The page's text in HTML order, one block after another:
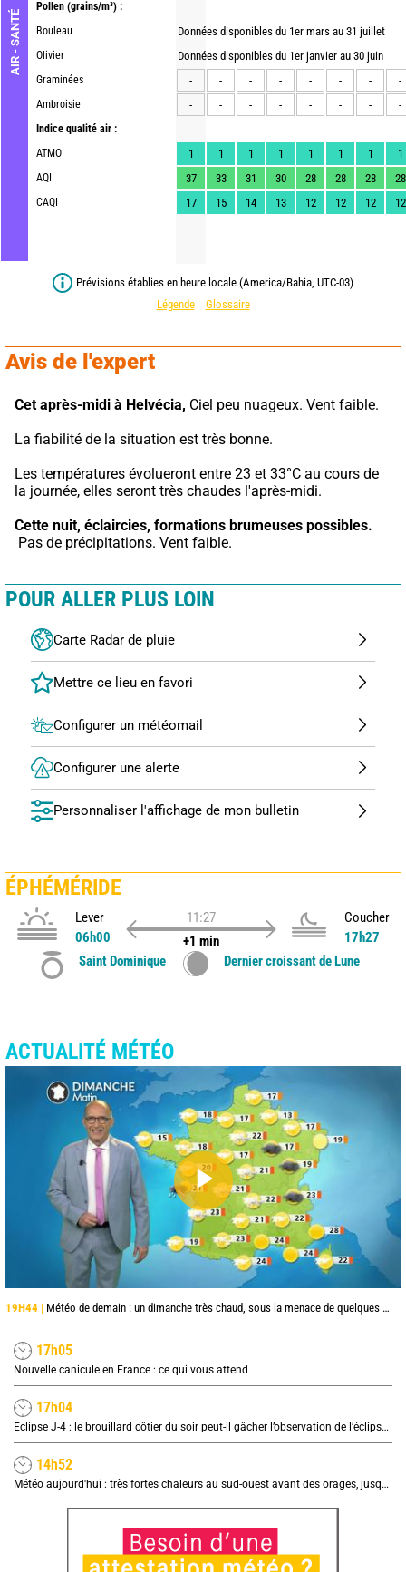
AIR - SANTÉ
Pollen (grains/m³) :
Bouleau
Olivier
Graminées
Ambroisie
Indice qualité air :
ATMO
AQI
CAQI
Données disponibles du 1er mars au 31 juillet
Données disponibles du 1er janvier au 30 juin
-
- - - - - -
-
-
- - - - - - -
1 1 1 1 1 1 1
1
37
33 31 30 28 28 28
28
17
15 14 13 12 12 12 12
Prévisions établies en heure locale (America/Bahia, UTC-03)
Légende
Glossaire
Avis de l'expert
Cet après-midi à Helvécia, Ciel peu nuageux. Vent faible.
La fiabilité de la situation est très bonne.
Les températures évolueront entre 23 et 33°C au cours de
la journée, elles seront très chaudes l'après-midi.
Cette nuit, éclaircies, formations brumeuses possibles.
Pas de précipitations. Vent faible.
POUR ALLER PLUS LOIN
Carte Radar de pluie
Configurer un météomail
Configurer une alerte
Personnaliser l'affichage de mon bulletin
ÉPHÉMÉRIDE
Lever
06h00
11:27
+1 min
Coucher
17h27
Saint Dominique
Dernier croissant de Lune
ACTUALITÉ MÉTÉO
19H44 | Météo de demain : un dimanche très chaud, sous la menace de quelques orages
17h05
Nouvelle canicule en France : ce qui vous attend
17h04
Eclipse J-4 : le brouillard côtier du soir peut-il gâcher l’observation de l’éclipse à la plage ?
14h52
Météo aujourd'hui : très fortes chaleurs au sud-ouest avant des orages, jusqu'à 39°C